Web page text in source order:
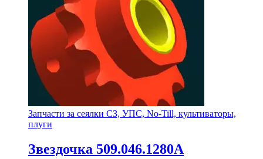
Запчасти за сеялки СЗ, УПС, No-Till, культиваторы,
плуги
Звездочка 509.046.1280А